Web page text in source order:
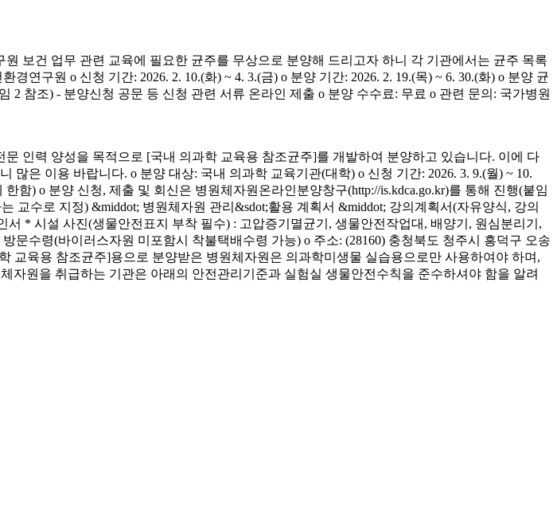
보건 업무 관련 교육에 필요한 균주를 무상으로 분양해 드리고자 하니 각 기관에서는 균주 목록
연구원 o 신청 기간: 2026. 2. 10.(화) ~ 4. 3.(금) o 분양 기간: 2026. 2. 19.(목) ~ 6. 30.(화) o 분양 균
2 참조) - 분양신청 공문 등 신청 관련 서류 온라인 제출 o 분양 수수료: 무료 o 관련 문의: 국가병원
인력 양성을 목적으로 [국내 의과학 교육용 참조균주]를 개발하여 분양하고 있습니다. 이에 다
은 이용 바랍니다. o 분양 대상: 국내 의과학 교육기관(대학) o 신청 기간: 2026. 3. 9.(월) ~ 10.
함) o 분양 신청, 제출 및 회신은 병원체자원온라인분양창구(http://is.kdca.go.kr)를 통해 진행(붙임
교수로 지정) &middot; 병원체자원 관리&sdot;활용 계획서 &middot; 강의계획서(자유양식, 강의
* 시설 사진(생물안전표지 부착 필수) : 고압증기멸균기, 생물안전작업대, 배양기, 원심분리기,
문수령(바이러스자원 미포함시 착불택배수령 가능) o 주소: (28160) 충청북도 청주시 흥덕구 오송
교육용 참조균주]용으로 분양받은 병원체자원은 의과학미생물 실습용으로만 사용하여야 하며,
자원을 취급하는 기관은 아래의 안전관리기준과 실험실 생물안전수칙을 준수하셔야 함을 알려